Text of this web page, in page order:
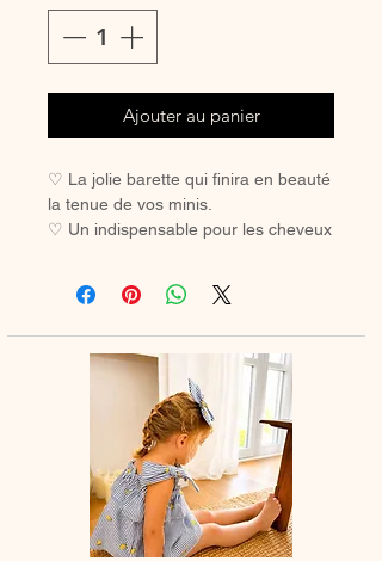
Ajouter au panier
♡ La jolie barette qui finira en beauté
la tenue de vos minis.
♡ Un indispensable pour les cheveux
glisse pas, même sur les cheveux les
Pince crocodile 45 mm
Dimension noeud à plat environ 85
mm x 75 mm
Vendue à l'unité